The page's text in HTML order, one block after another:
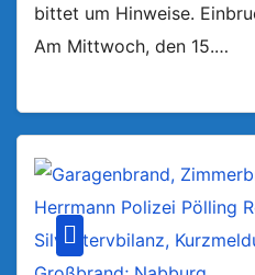
bittet um Hinweise.
Am Mittwoch, den 15.…